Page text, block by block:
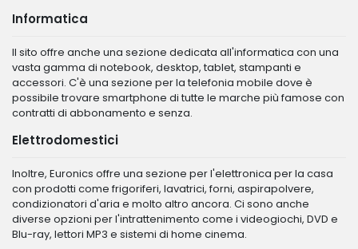
Informatica
Il sito offre anche una sezione dedicata all'informatica con una
vasta gamma di notebook, desktop, tablet, stampanti e
accessori. C'è una sezione per la telefonia mobile dove è
possibile trovare smartphone di tutte le marche più famose con
contratti di abbonamento e senza.
Elettrodomestici
Inoltre, Euronics offre una sezione per l'elettronica per la casa
con prodotti come frigoriferi, lavatrici, forni, aspirapolvere,
condizionatori d'aria e molto altro ancora. Ci sono anche
diverse opzioni per l'intrattenimento come i videogiochi, DVD e
Blu-ray, lettori MP3 e sistemi di home cinema.